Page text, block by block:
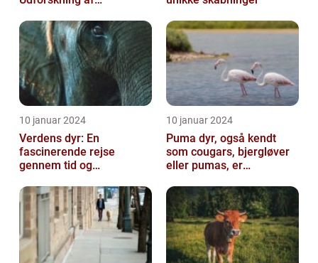
10 januar 2024
Verdens dyr: En
fascinerende rejse
gennem tid og
10 januar 2024
Puma dyr, også kendt
som cougars, bjergløver
eller pumas, er
imponerende væsener,
de...